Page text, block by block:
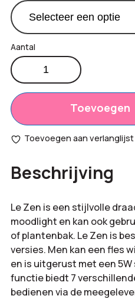
Productprijs:
Totaal
opties:
€0,00
totaal:
Stijlvolle
draadloze
speaker
aantal
Toevoegen
Toevoegen aan verlanglijst
Beschrijving
Le Zen is een stijlvolle
moodlight en kan ook
of plantenbak. Le Zen is
versies. Men kan een fles
en is uitgerust met een
functie biedt 7
bedienen via de